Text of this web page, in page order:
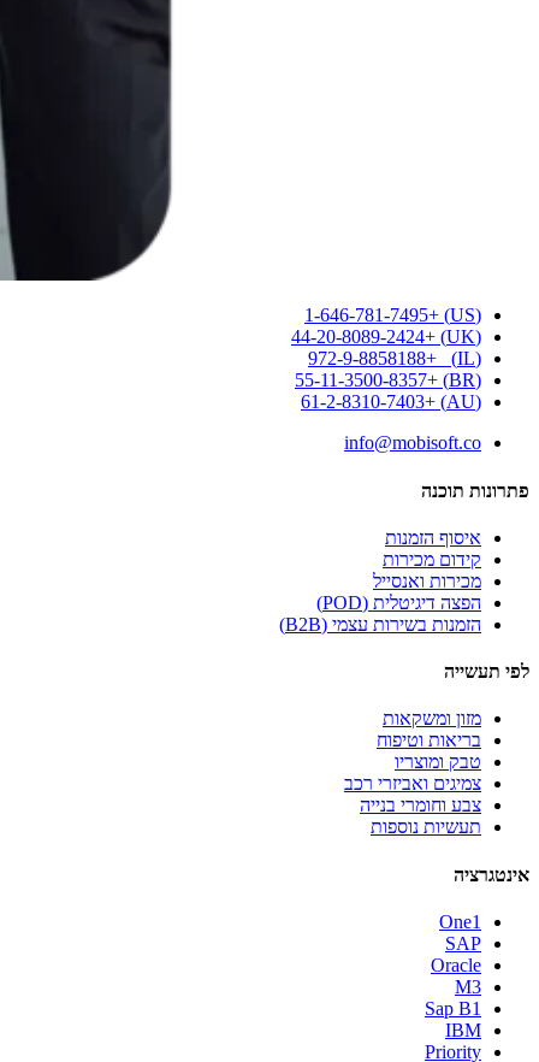
(US) +1-646-781-7495
(UK) +44-20-8089-2424
(IL) +972-9-8858188
(BR) +55-11-3500-8357
(AU) +61-2-8310-7403
info@mobisoft.co
פתרונות תוכנה
איסוף הזמנות
קידום מכירות
מכירות ואנסייל
הפצה דיגיטלית (POD)
הזמנות בשירות עצמי (B2B)
לפי תעשייה
מזון ומשקאות
בריאות וטיפוח
טבק ומוצריו
צמיגים ואביזרי רכב
צבע וחומרי בנייה
תעשיות נוספות
אינטגרציה
One1
SAP
Oracle
M3
Sap B1
IBM
Priority